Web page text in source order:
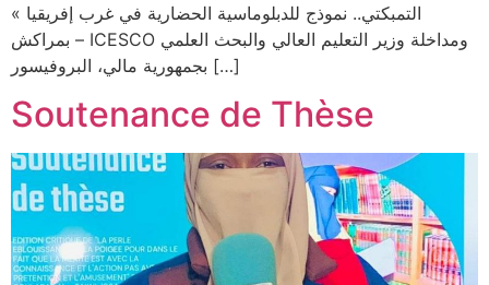
التمبكتي.. نموذج للدبلوماسية الحضارية في غرب إفريقيا »
بمراكش – ICESCO ومداخلة وزير التعليم العالي والبحث العلمي
بجمهورية مالي، البروفيسور […]
Soutenance de Thèse